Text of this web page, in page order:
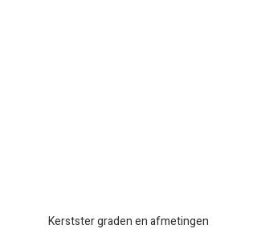
Kerstster graden en afmetingen